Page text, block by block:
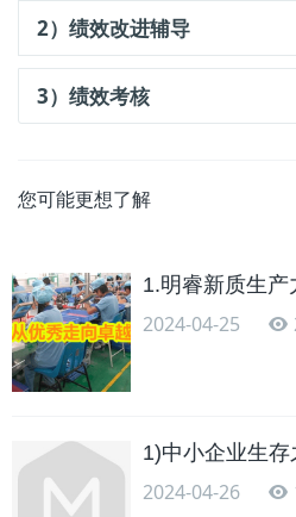
2）绩效改进辅导
3）绩效考核
您可能更想了解
1.明睿新质生产
2024-04-25
1)中小企业生存
2024-04-26